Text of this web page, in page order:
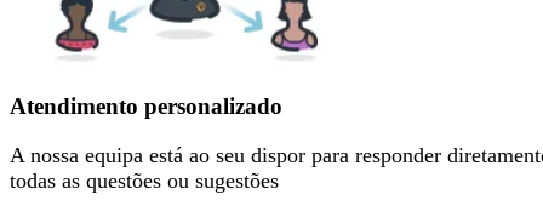
Atendimento personalizado
A nossa equipa está ao seu dispor para responder
todas as questões ou sugestões